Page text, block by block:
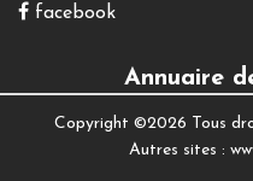
facebook
Annuaire
Copyright ©2026 Tous
Autres sites :